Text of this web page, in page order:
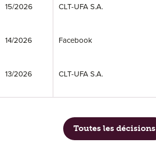
15/2026 CLT-UFA S.A.
14/2026 Facebook
13/2026 CLT-UFA S.A.
Toutes les décisions